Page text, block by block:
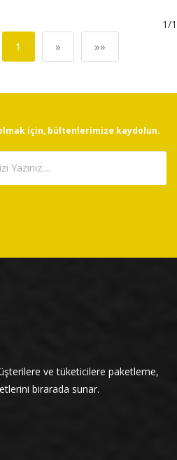
1/1
1 » »»
için, bültenlerimize kaydolun.
ve tüketicilere paketleme,
birarada sunar.